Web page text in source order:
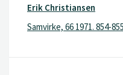
Erik Christiansen
Samvirke, 66 1971. 854-855